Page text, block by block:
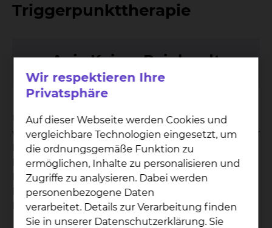
Triggerpunkttherapie
An­ja Kai­ser-Rein­hardt
Überlastung oder traumatische Überdehnung
verursachen Schmerzen in bestimmten Zonen der
Muskulatur. Diese dauerhaft verkrampften
Muskelareale sorgen für Entzündungsreaktionen.
Diese verhärteten Areale können bei
Druckbehandlung Schmerzen auch in anderen
Körperregionen auslösen.
Wir respektieren Ihre
Privatsphäre
Auf dieser Webseite werden Cookies und
vergleichbare Technologien eingesetzt, um
die ordnungsgemäße Funktion zu
ermöglichen, Inhalte zu personalisieren und
Zugriffe zu analysieren. Dabei werden
personenbezogene Daten
verarbeitet. Details zur Verarbeitung finden
Sie in unserer Datenschutzerklärung. Sie